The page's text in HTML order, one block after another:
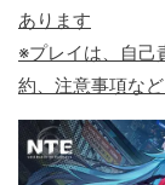
あります
※プレイは、自己
約、注意事項な